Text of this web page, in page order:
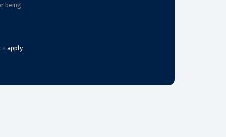
being
apply.